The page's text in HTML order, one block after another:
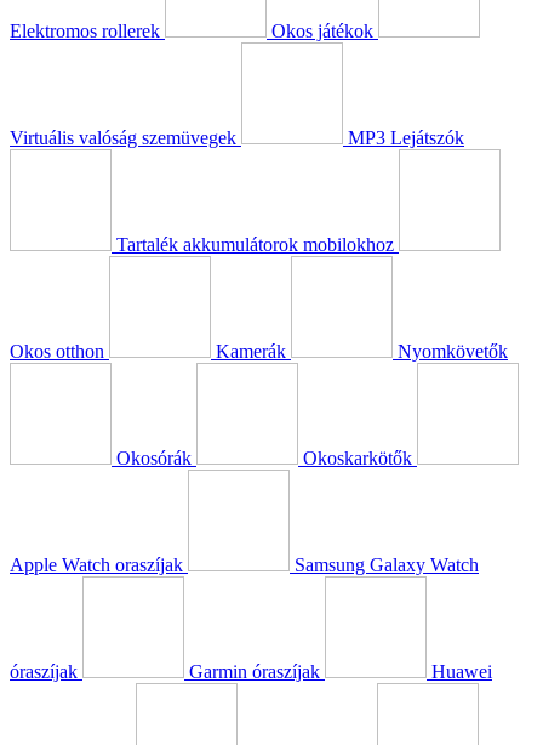
Elektromos rollerek Okos játékok
Virtuális valóság szemüvegek MP3 Lejátszók
Tartalék akkumulátorok mobilokhoz
Okos otthon Kamerák Nyomkövetők
Okosórák Okoskarkötők
Apple Watch oraszíjak Samsung Galaxy Watch
óraszíjak Garmin óraszíjak Huawei